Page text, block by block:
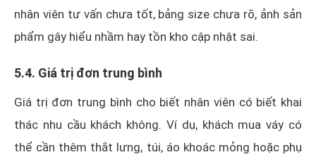
nhân viên tư vấn chưa tốt, bảng size chưa rõ, ảnh sản
phẩm gây hiểu nhầm hay tồn kho cập nhật sai.
5.4. Giá trị đơn trung bình
Giá trị đơn trung bình cho biết nhân viên có biết khai
thác nhu cầu khách không. Ví dụ, khách mua váy có
thể cần thêm thắt lưng, túi, áo khoác mỏng hoặc phụ